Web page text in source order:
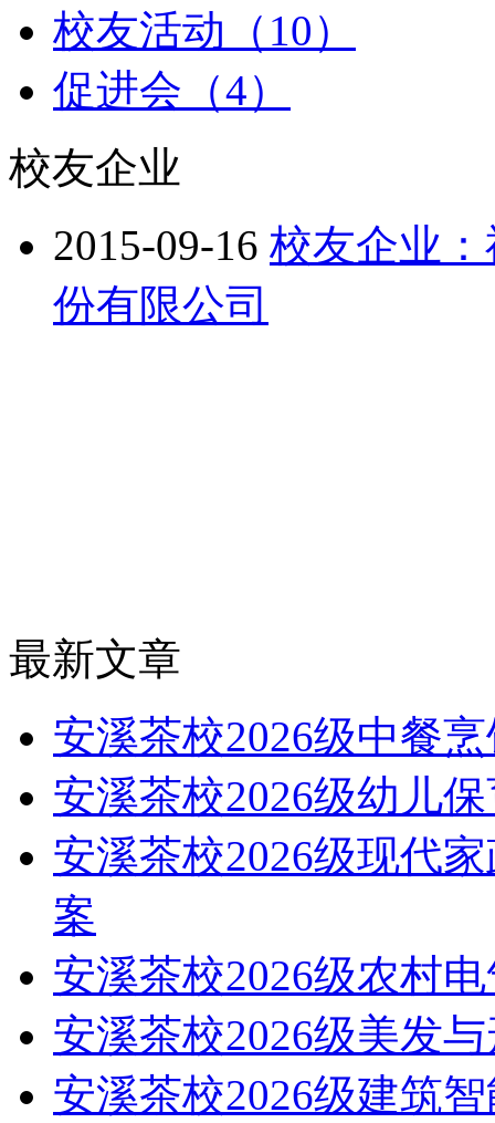
校友活动（10）
促进会（4）
校友企业
2015-09-16 校友企业
份有限公司
最新文章
安溪茶校2026级中餐
安溪茶校2026级幼儿
安溪茶校2026级现代
案
安溪茶校2026级农村
安溪茶校2026级美发
安溪茶校2026级建筑